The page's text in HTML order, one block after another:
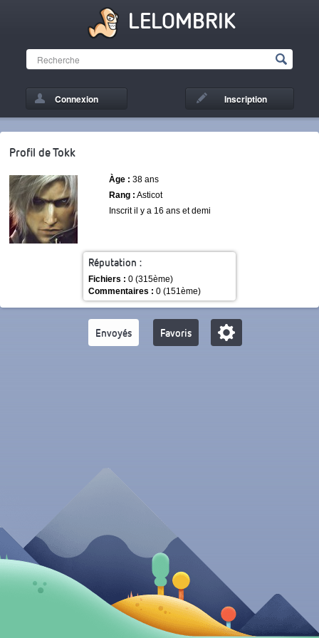
LELOMBRIK
Connexion Inscription
Réputation :
Fichiers : 0 (315ème)
Commentaires : 0 (151ème)
Profil de Tokk
Àge : 38 ans
Rang : Asticot
Inscrit il y a 16 ans et demi
Envoyés Favoris